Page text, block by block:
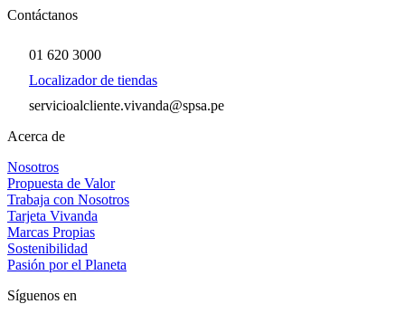
Contáctanos
01 620 3000
Localizador de tiendas
servicioalcliente.vivanda@spsa.pe
Acerca de
Nosotros
Propuesta de Valor
Trabaja con Nosotros
Tarjeta Vivanda
Marcas Propias
Sostenibilidad
Pasión por el Planeta
Síguenos en